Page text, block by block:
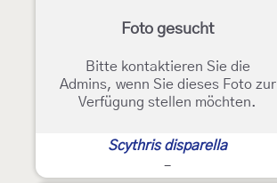
Foto gesucht
Bitte kontaktieren Sie die
Admins, wenn Sie dieses Foto zur
Verfügung stellen möchten.
Scythris disparella
-